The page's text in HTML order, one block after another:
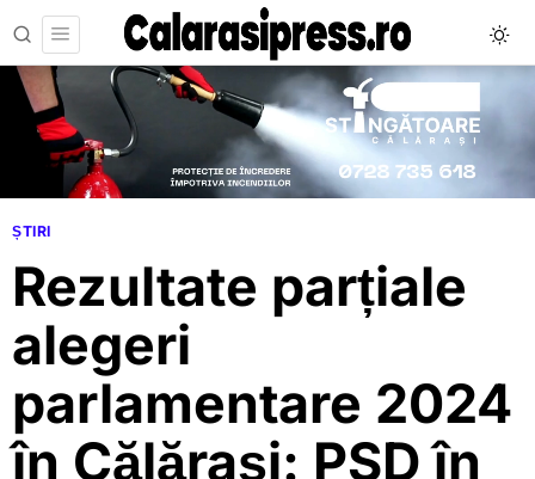
ȘTIRI
Rezultate parțiale
alegeri
parlamentare 2024
în Călărași: PSD în